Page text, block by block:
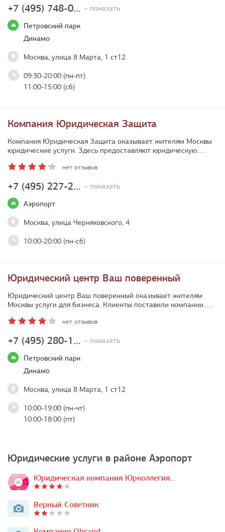
+7 (495) 748-0... – показать
Петровский парк
Динамо
Москва, улица 8 Марта, 1 ст12
09:30-20:00 (пн-пт)
11:00-15:00 (сб)
Компания Юридическая Защита
+7 (495) 227-2... – показать
Аэропорт
Москва, улица Черняховского, 4
10:00-20:00 (пн-сб)
Компания Юридическая Защита оказывает жителям Москвы
юридические услуги. Здесь предоставляют юридическую…...
нет отзывов
Юридический центр Ваш поверенный
+7 (495) 280-1... – показать
Петровский парк
Динамо
Москва, улица 8 Марта, 1 ст12
10:00-19:00 (пн-чт)
10:00-18:00 (пт)
Юридический центр Ваш поверенный оказывает жителям
Москвы услуги для бизнеса. Клиенты поставили компании…...
нет отзывов
Юридические услуги в районе Аэропорт
Юридическая компания Юрколлегия…
Верный Советник